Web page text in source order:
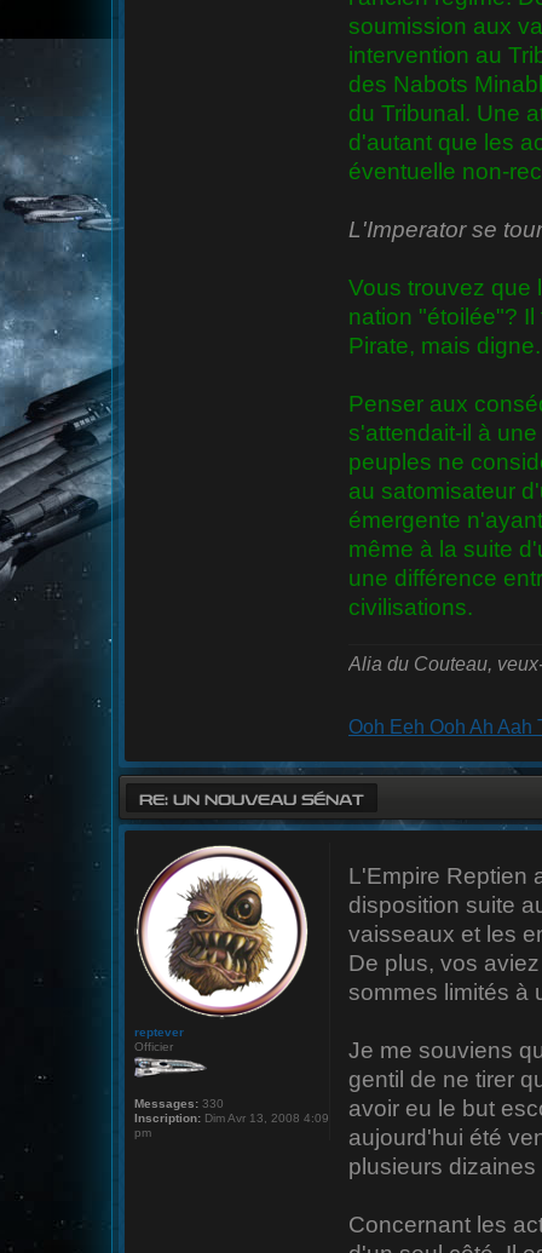
soumission aux
intervention au
des Nabots
du Tribunal. Une
d'autant que les
éventuelle non-
L'Imperator se
Vous trouvez que
nation "étoilée"?
Pirate, mais
Penser aux
s'attendait-il à
peuples ne
au satomisateur
émergente
même à la suite
une différence
civilisations.
Alia du Couteau,
Ooh Eeh Ooh Ah Aah
RE: UN NOUVEAU SÉNAT
L'Empire Reptien
disposition suite
vaisseaux et les
De plus, vos
sommes limités à
Je me souviens
gentil de ne tirer
avoir eu le but
aujourd'hui été
plusieurs
Concernant les
reptever
Officier
Messages: 330
Inscription: Dim Avr 13, 2008 4:09
pm